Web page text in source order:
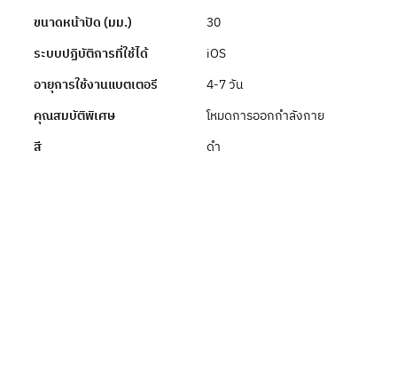
ขนาดหน้าปัด (มม.)
30
ระบบปฏิบัติการที่ใช้ได้
iOS
อายุการใช้งานแบตเตอรี
4-7 วัน
คุณสมบัติพิเศษ
โหมดการออกกําลังกาย
สี
ดำ